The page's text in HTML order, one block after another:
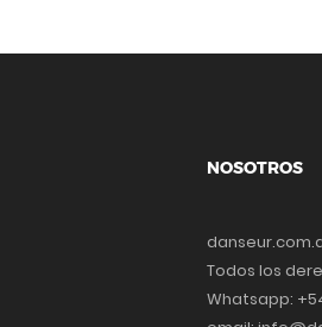
NOSOTROS
Todos los
Whatsapp: